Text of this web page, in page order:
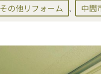
その他リフォーム 、 中間